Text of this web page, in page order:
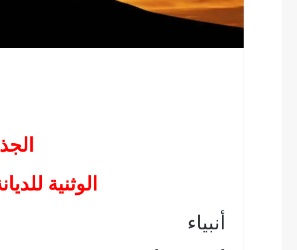
الوثنية
أنبياء